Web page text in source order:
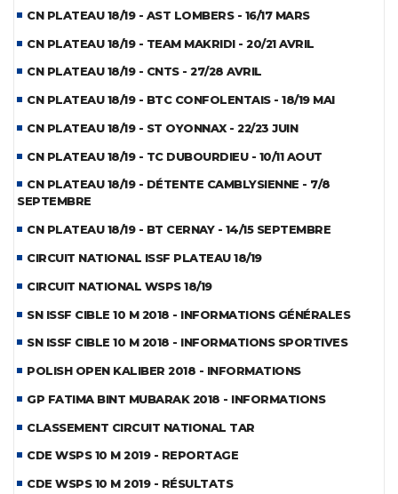
CN PLATEAU 18/19 - AST LOMBERS - 16/17 MARS
CN PLATEAU 18/19 - TEAM MAKRIDI - 20/21 AVRIL
CN PLATEAU 18/19 - CNTS - 27/28 AVRIL
CN PLATEAU 18/19 - BTC CONFOLENTAIS - 18/19 MAI
CN PLATEAU 18/19 - ST OYONNAX - 22/23 JUIN
CN PLATEAU 18/19 - TC DUBOURDIEU - 10/11 AOUT
CN PLATEAU 18/19 - DÉTENTE CAMBLYSIENNE - 7/8
SEPTEMBRE
CN PLATEAU 18/19 - BT CERNAY - 14/15 SEPTEMBRE
CIRCUIT NATIONAL ISSF PLATEAU 18/19
CIRCUIT NATIONAL WSPS 18/19
SN ISSF CIBLE 10 M 2018 - INFORMATIONS GÉNÉRALES
SN ISSF CIBLE 10 M 2018 - INFORMATIONS SPORTIVES
POLISH OPEN KALIBER 2018 - INFORMATIONS
GP FATIMA BINT MUBARAK 2018 - INFORMATIONS
CLASSEMENT CIRCUIT NATIONAL TAR
CDE WSPS 10 M 2019 - REPORTAGE
CDE WSPS 10 M 2019 - RÉSULTATS